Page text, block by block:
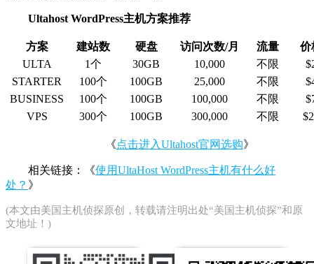
Ultahost WordPress主机方案推荐
方案 建站数 硬盘 访问次数/月 流量
价
ULTA
1个 30GB 10,000 不限
STARTER
100个 100GB 25,000 不限
BUSINESS
100个 100GB 100,000 不限
VPS
300个 100GB 300,000 不限
《点击进入Ultahost官网选购》
相关链接：《使用UltaHost WordPress主机有什么好
处？ 》
(本文由美国主机侦探原创，转载请注明出处“美国主机侦探”和原
文地址！)